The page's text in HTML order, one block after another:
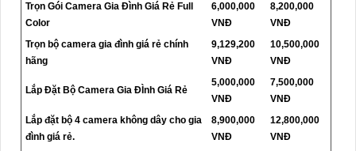
Trọn Gói Camera Gia Đình Giá Rẻ Full
Color
6,000,000
VNĐ
8,200,000
VNĐ
Trọn bộ camera gia đình giá rẻ chính
hãng
9,129,200
VNĐ
10,500,000
VNĐ
Lắp Đặt Bộ Camera Gia ĐÌnh Giá Rẻ
5,000,000
VNĐ
7,500,000
VNĐ
Lắp đặt bộ 4 camera không dây cho gia
đình giá rẻ.
8,900,000
VNĐ
12,800,000
VNĐ